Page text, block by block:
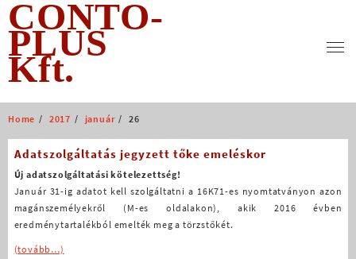
Skip
content
CONTO-
PLUS
Kft.
Home 2017 január 26
Adatszolgáltatás jegyzett tőke emeléskor
Új adatszolgáltatási kötelezettség!
Január 31-ig adatot kell szolgáltatni a 16K71-es nyomtatványon azon
magánszemélyekről (M-es oldalakon), akik 2016 évben
eredménytartalékból emelték meg a törzstőkét.
(tovább…)